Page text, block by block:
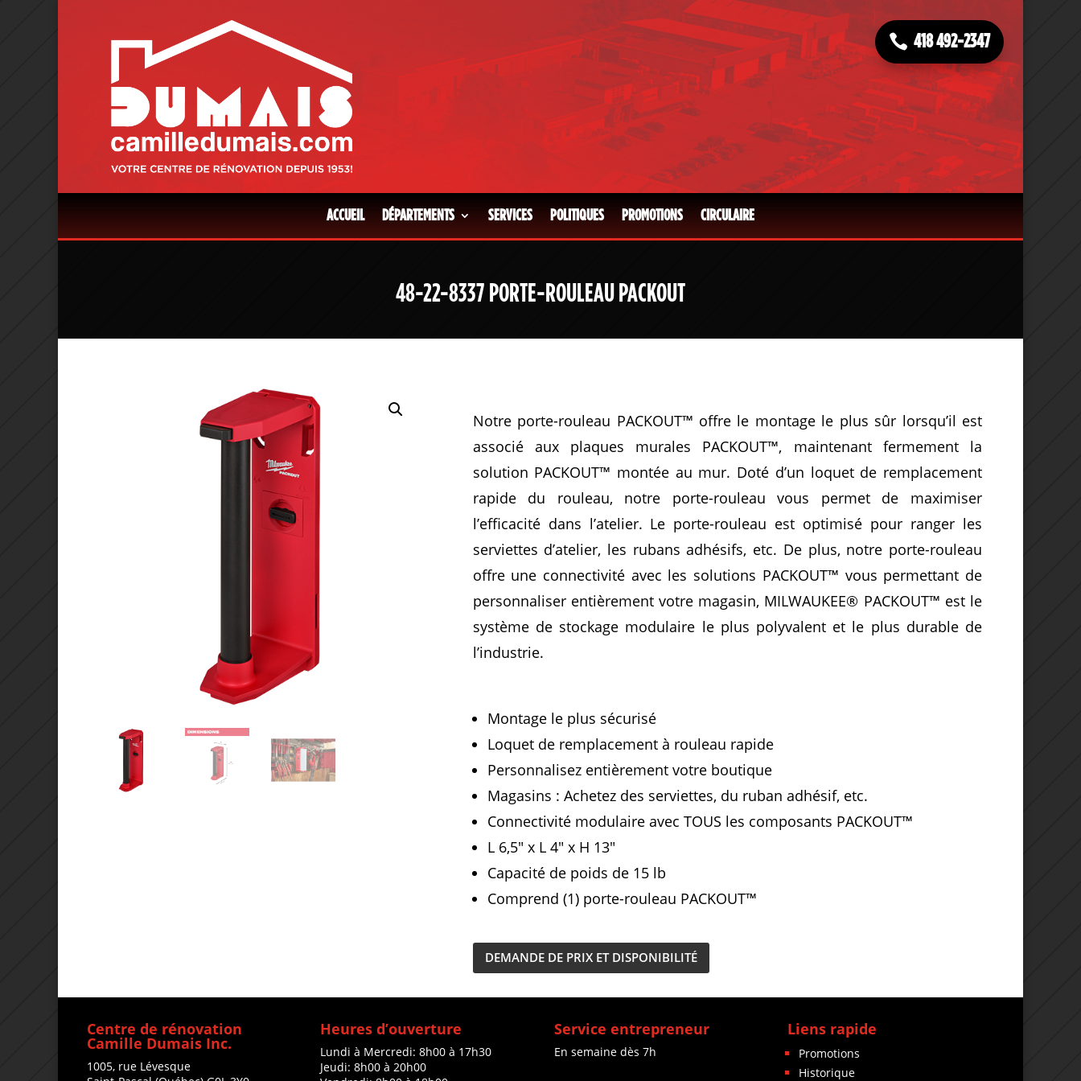
418 492-2347
ACCUEIL DÉPARTEMENTS SERVICES POLITIQUES PROMOTIONS CIRCULAIRE
48-22-8337 PORTE-ROULEAU PACKOUT
Notre porte-rouleau PACKOUT™ offre le montage le plus sûr lorsqu’il est
associé aux plaques murales PACKOUT™, maintenant fermement la
solution PACKOUT™ montée au mur. Doté d’un loquet de remplacement
rapide du rouleau, notre porte-rouleau vous permet de maximiser
l’efficacité dans l’atelier. Le porte-rouleau est optimisé pour ranger les
serviettes d’atelier, les rubans adhésifs, etc. De plus, notre porte-rouleau
offre une connectivité avec les solutions PACKOUT™ vous permettant de
personnaliser entièrement votre magasin, MILWAUKEE® PACKOUT™ est le
système de stockage modulaire le plus polyvalent et le plus durable de
l’industrie.
Montage le plus sécurisé
Loquet de remplacement à rouleau rapide
Personnalisez entièrement votre boutique
Magasins : Achetez des serviettes, du ruban adhésif, etc.
Connectivité modulaire avec TOUS les composants PACKOUT™
L 6,5″ x L 4″ x H 13″
Capacité de poids de 15 lb
Comprend (1) porte-rouleau PACKOUT™
DEMANDE DE PRIX ET DISPONIBILITÉ
Centre de rénovation
Camille Dumais Inc.
1005, rue Lévesque
Heures d’ouverture
Lundi à Mercredi: 8h00 à 17h30
Jeudi: 8h00 à 20h00
Service entrepreneur
En semaine dès 7h
Liens rapide
Promotions
Historique